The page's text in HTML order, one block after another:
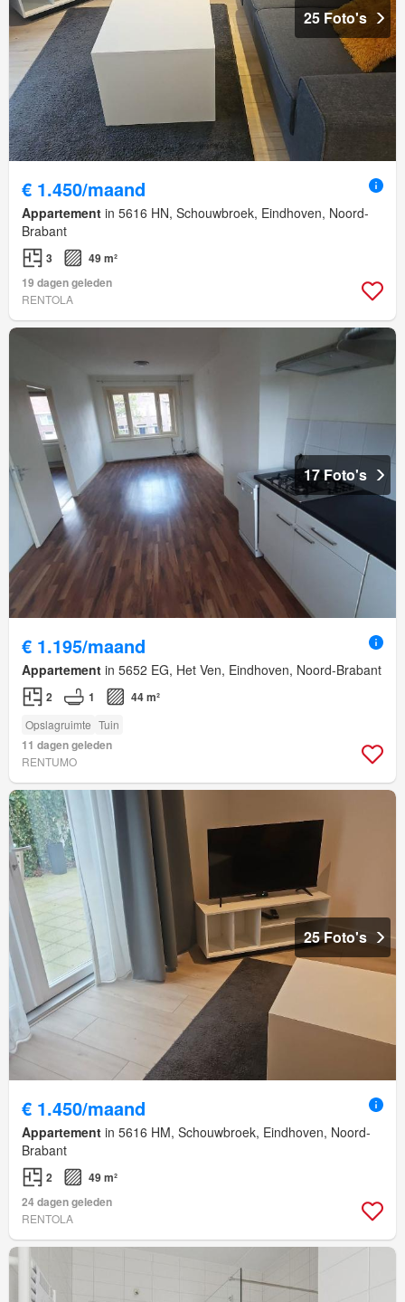
25 Foto's
€ 1.450/maand
Appartement in 5616 HN, Schouwbroek, Eindhoven, Noord-
Brabant
3
49 m²
19 dagen geleden
RENTOLA
17 Foto's
€ 1.195/maand
Appartement in 5652 EG, Het Ven, Eindhoven, Noord-Brabant
2 1 44 m²
Opslagruimte Tuin
11 dagen geleden
RENTUMO
25 Foto's
€ 1.450/maand
Appartement in 5616 HM, Schouwbroek, Eindhoven, Noord-
Brabant
2
49 m²
24 dagen geleden
RENTOLA